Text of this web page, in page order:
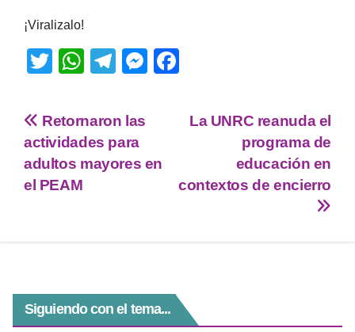
¡Viralizalo!
T
tt
er
W
at
s
A
T
e
gr
a
M
n
c
o
La UNRC reanuda el
programa de
educación en
contextos de encierro
Retornaron las
actividades para
adultos mayores en
el PEAM
Siguiendo con el tema...